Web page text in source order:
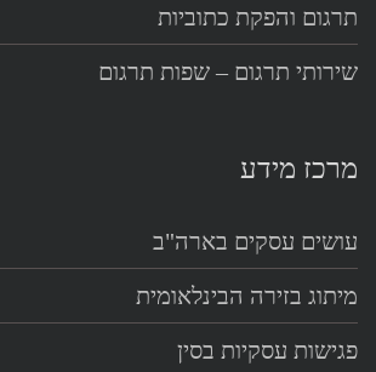
תרגום והפקת כתוביות
שירותי תרגום – שפות תרגום
מרכז מידע
עושים עסקים בארה"ב
מיתוג בזירה הבינלאומית
פגישות עסקיות בסין